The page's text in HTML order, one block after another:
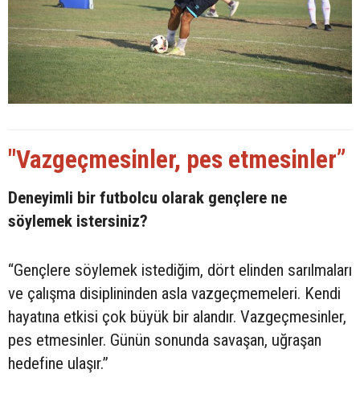
"Vazgeçmesinler, pes etmesinler”
Deneyimli bir futbolcu olarak gençlere ne
söylemek istersiniz?
“Gençlere söylemek istediğim, dört elinden sarılmaları
ve çalışma disiplininden asla vazgeçmemeleri. Kendi
hayatına etkisi çok büyük bir alandır. Vazgeçmesinler,
pes etmesinler. Günün sonunda savaşan, uğraşan
hedefine ulaşır.”